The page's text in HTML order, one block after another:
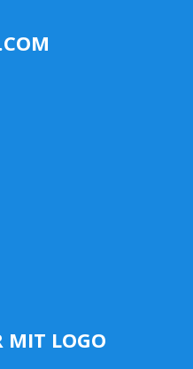
MIT LOGO